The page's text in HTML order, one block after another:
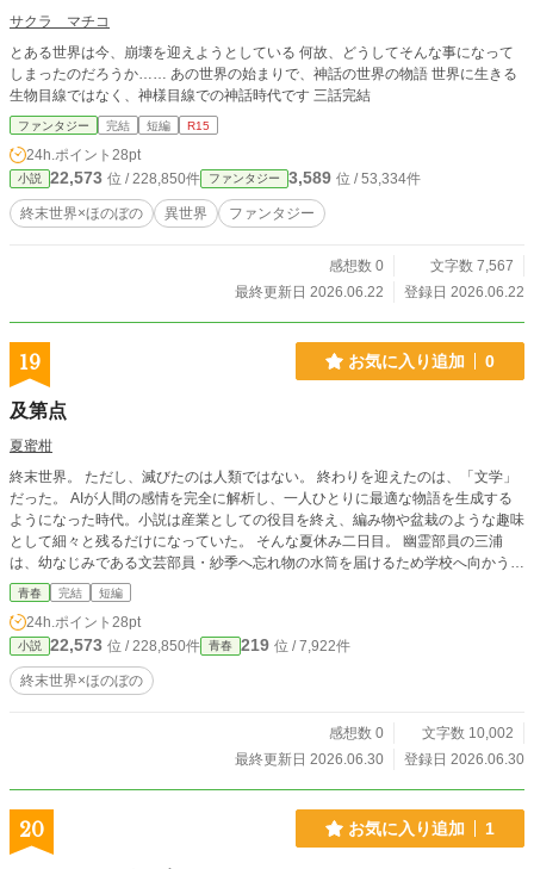
サクラ マチコ
とある世界は今、崩壊を迎えようとしている 何故、どうしてそんな事になって
しまったのだろうか…… あの世界の始まりで、神話の世界の物語 世界に生きる
生物目線ではなく、神様目線での神話時代です 三話完結
ファンタジー 完結 短編 R15
24h.ポイント 28pt
小説 22,573 位 / 228,850件 ファンタジー 3,589 位 / 53,334件
終末世界×ほのぼの 異世界 ファンタジー
感想数 0
文字数 7,567
最終更新日 2026.06.22
登録日 2026.06.22
19 お気に入り追加 0
及第点
夏蜜柑
終末世界。 ただし、滅びたのは人類ではない。 終わりを迎えたのは、「文学」
だった。 AIが人間の感情を完全に解析し、一人ひとりに最適な物語を生成する
ようになった時代。小説は産業としての役目を終え、編み物や盆栽のような趣味
として細々と残るだけになっていた。 そんな夏休み二日目。 幽霊部員の三浦
は、幼なじみである文芸部員・紗季へ忘れ物の水筒を届けるため学校へ向かう。
ニュースでは「文学の終焉」がベストセラーとなり、誰もが人間の創作は過去の
ものだと語る。それでも紗季は、静かな部室で今日も原稿用紙へ向かい続けてい
た。 終末を迎えた文学の、その最後の季節を描く、少し暑くて、少し可笑し
い、夏の一日の物語。
青春 完結 短編
24h.ポイント 28pt
小説 22,573 位 / 228,850件 青春 219 位 / 7,922件
終末世界×ほのぼの
感想数 0
文字数 10,002
最終更新日 2026.06.30
登録日 2026.06.30
20 お気に入り追加 1